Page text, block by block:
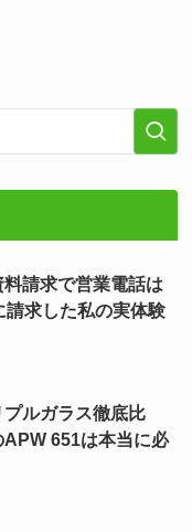
請求で営業電話は
請求した私の実体験
ルガラス徹底比
651は本当に必